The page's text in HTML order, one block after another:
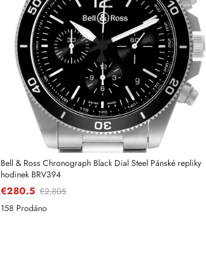
Bell & Ross Chronograph Black Dial Steel Pánské repliky
hodinek BRV394
€280.5 €2,805
158 Prodáno